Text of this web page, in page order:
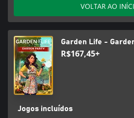
VOLTAR AO
Garden Life -
R$167,45+
Jogos incluídos